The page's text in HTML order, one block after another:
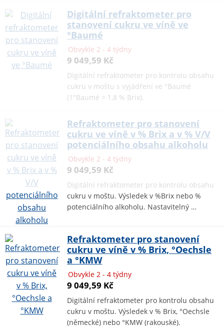
Digitální refraktometer pro
stanovení cukru ve víně ve
°Baumé
Obvykle 2 - 4 týdny
9 049,59 Kč
Digitální refraktometer pro kontrolu obsahu
cukru v moštu s vyjádření ve °Baumé
(1°Baumé = 1,8 % Brix).
Refraktometer pro stanovení
cukru ve víně v % Brix a v % V/V
potenciálního obsahu alkoholu
Obvykle 2 - 4 týdny
9 049,59 Kč
Digitální refraktometer pro kontrolu obsahu
cukru v moštu. Výsledek v %Brix nebo %
potenciálního alkoholu. Nastavitelný …
Refraktometer pro stanovení
cukru ve víně v % Brix, °Oechsle
a °KMW
Obvykle 2 - 4 týdny
9 049,59 Kč
Digitální refraktometer pro kontrolu obsahu
cukru v moštu. Výsledek v % Brix, °Oechsle
(německé) nebo °KMW (rakouské).